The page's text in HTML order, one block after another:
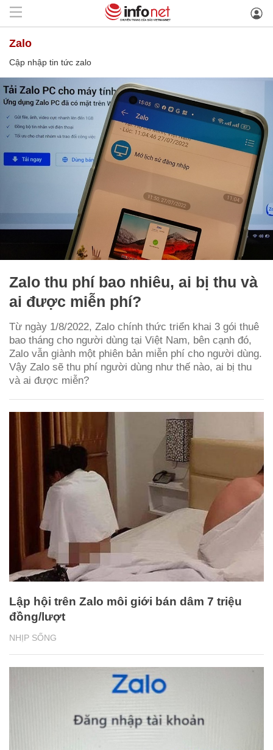
zalo
Cập nhập tin tức zalo
Zalo thu phí bao nhiêu, ai bị thu và
ai được miễn phí?
Từ ngày 1/8/2022, Zalo chính thức triển khai 3 gói thuê
bao tháng cho người dùng tại Việt Nam, bên cạnh đó,
Zalo vẫn giành một phiên bản miễn phí cho người dùng.
Vậy Zalo sẽ thu phí người dùng như thế nào, ai bị thu
và ai được miễn?
NHỊP SỐNG
Lập hội trên Zalo môi giới bán dâm 7 triệu
đồng/lượt